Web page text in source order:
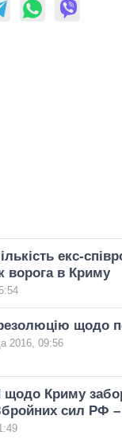
екс-
ворога в Криму
щодо
2016, 09:56
Криму
сил РФ –